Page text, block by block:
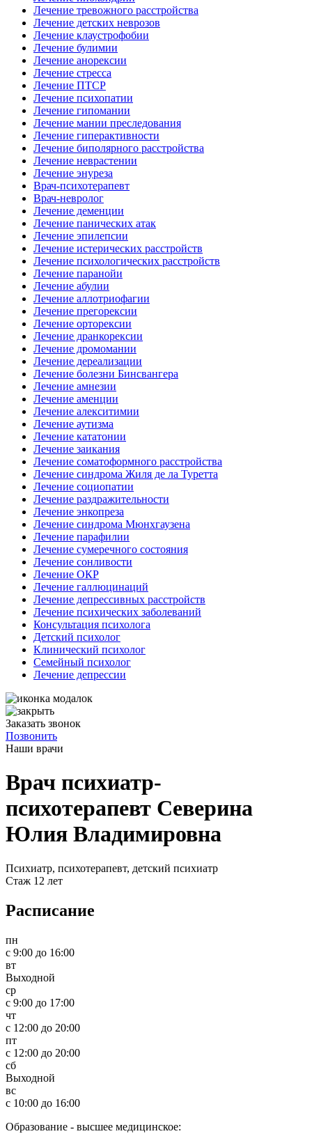
Лечение тревожного расстройства
Лечение детских неврозов
Лечение клаустрофобии
Лечение булимии
Лечение анорексии
Лечение стресса
Лечение ПТСР
Лечение психопатии
Лечение гипомании
Лечение мании преследования
Лечение гиперактивности
Лечение биполярного расстройства
Лечение неврастении
Лечение энуреза
Врач-психотерапевт
Врач-невролог
Лечение деменции
Лечение панических атак
Лечение эпилепсии
Лечение истерических расстройств
Лечение психологических расстройств
Лечение паранойи
Лечение абулии
Лечение аллотриофагии
Лечение прегорексии
Лечение орторексии
Лечение дранкорексии
Лечение дромомании
Лечение дереализации
Лечение болезни Бинсвангера
Лечение амнезии
Лечение аменции
Лечение алекситимии
Лечение аутизма
Лечение кататонии
Лечение заикания
Лечение соматоформного расстройства
Лечение синдрома Жиля де ла Туретта
Лечение социопатии
Лечение раздражительности
Лечение энкопреза
Лечение синдрома Мюнхгаузена
Лечение парафилии
Лечение сумеречного состояния
Лечение сонливости
Лечение ОКР
Лечение галлюцинаций
Лечение депрессивных расстройств
Лечение психических заболеваний
Консультация психолога
Детский психолог
Клинический психолог
Семейный психолог
Лечение депрессии
Заказать звонок
Позвонить
Наши врачи
Врач психиатр-
психотерапевт Северина
Юлия Владимировна
Психиатр, психотерапевт, детский психиатр
Стаж 12 лет
Расписание
пн
c 9:00 до 16:00
вт
Выходной
ср
c 9:00 до 17:00
чт
c 12:00 до 20:00
пт
c 12:00 до 20:00
сб
Выходной
вс
c 10:00 до 16:00
Образование - высшее медицинское: